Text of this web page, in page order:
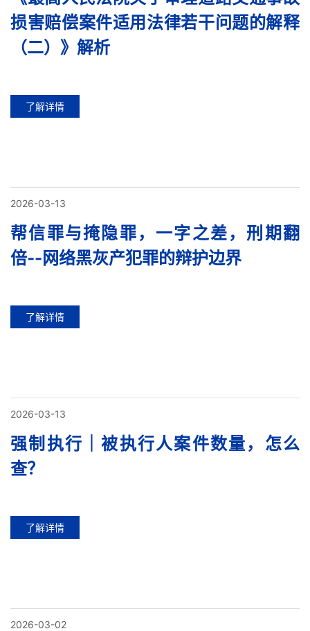
损害赔偿案件适用法律若干问题的解释
（二）》解析
了解详情
2026-03-13
帮信罪与掩隐罪，一字之差，刑期翻
倍--网络黑灰产犯罪的辩护边界
了解详情
2026-03-13
强制执行｜被执行人案件数量，怎么
查？
了解详情
2026-03-02